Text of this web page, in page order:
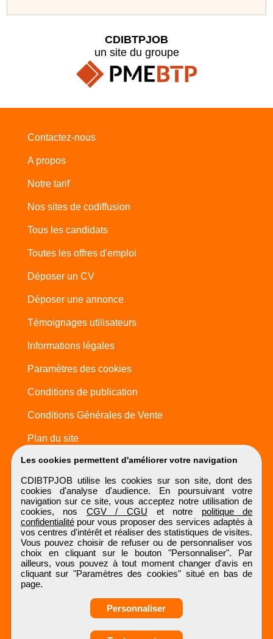
Les cookies permettent d'améliorer votre navigation
CDIBTPJOB utilise les cookies sur son site, dont des
cookies d'analyse d'audience. En poursuivant votre
navigation sur ce site, vous acceptez notre utilisation de
cookies, nos CGV / CGU et notre politique de
confidentialitépour vous proposer des services adaptés à
vos centres d'intérêt et réaliser des statistiques de visites.
Vous pouvez choisir de refuser ou de personnaliser vos
choix en cliquant sur le bouton "Personnaliser". Par
ailleurs, vous pouvez à tout moment changer d'avis en
cliquant sur "Paramètres des cookies" situé en bas de
page.
Personnaliser
CDIBTPJOB
un site du groupe
Contactez-nous
A propos
Notre tarif
Nos sites de codiffusion
Tous les candidats
Toutes les offres d'emploi
Déposer un CV
Déposer une annonce
Témoignages utilisateurs
Informations légales
Paramètres des cookies
Conditions de publication
Conditions Générales de Vente
Plan du site